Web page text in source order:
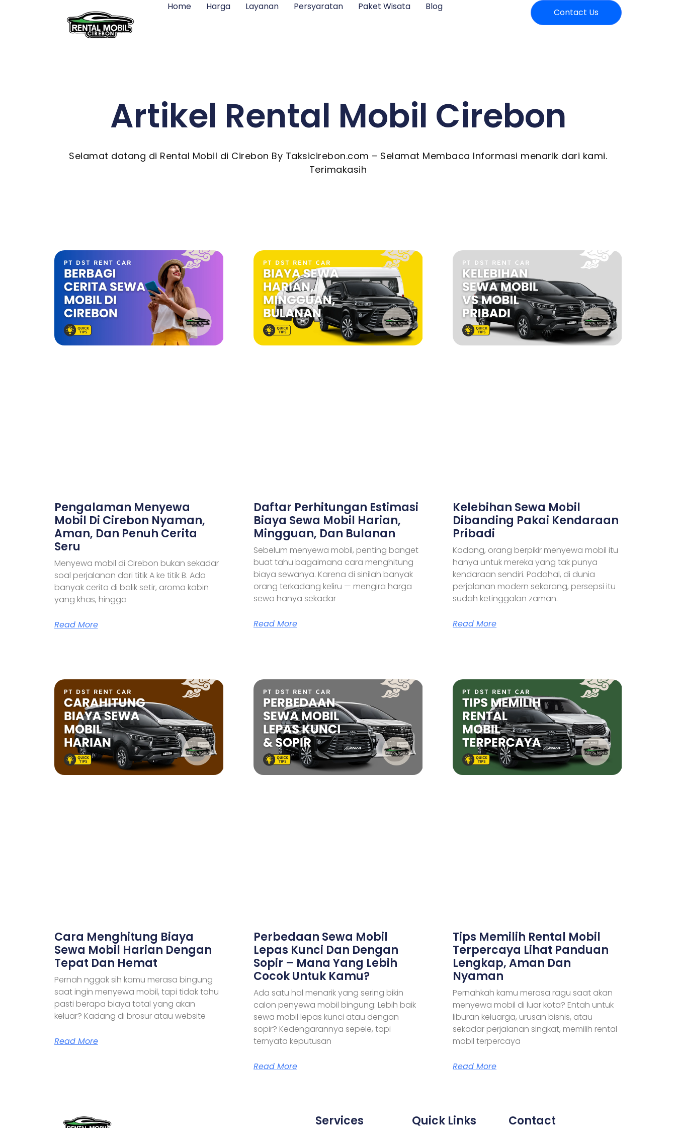
Home Harga Layanan Persyaratan Paket Wisata Blog
Contact Us
Artikel Rental Mobil Cirebon
Selamat datang di Rental Mobil di Cirebon By Taksicirebon.com – Selamat Membaca Informasi menarik dari kami.
Terimakasih
Pengalaman Menyewa
Mobil Di Cirebon Nyaman,
Aman, Dan Penuh Cerita
Seru
Menyewa mobil di Cirebon bukan sekadar
soal perjalanan dari titik A ke titik B. Ada
banyak cerita di balik setir, aroma kabin
yang khas, hingga
Read More
Daftar Perhitungan Estimasi
Biaya Sewa Mobil Harian,
Mingguan, Dan Bulanan
Sebelum menyewa mobil, penting banget
buat tahu bagaimana cara menghitung
biaya sewanya. Karena di sinilah banyak
orang terkadang keliru — mengira harga
sewa hanya sekadar
Read More
Kelebihan Sewa Mobil
Dibanding Pakai Kendaraan
Pribadi
Kadang, orang berpikir menyewa mobil itu
hanya untuk mereka yang tak punya
kendaraan sendiri. Padahal, di dunia
perjalanan modern sekarang, persepsi itu
sudah ketinggalan zaman.
Read More
Cara Menghitung Biaya
Sewa Mobil Harian Dengan
Tepat Dan Hemat
Pernah nggak sih kamu merasa bingung
saat ingin menyewa mobil, tapi tidak tahu
pasti berapa biaya total yang akan
keluar? Kadang di brosur atau website
Read More
Perbedaan Sewa Mobil
Lepas Kunci Dan Dengan
Sopir – Mana Yang Lebih
Cocok Untuk Kamu?
Ada satu hal menarik yang sering bikin
calon penyewa mobil bingung: Lebih baik
sewa mobil lepas kunci atau dengan
sopir? Kedengarannya sepele, tapi
ternyata keputusan
Read More
Tips Memilih Rental Mobil
Terpercaya Lihat Panduan
Lengkap, Aman Dan
Nyaman
Pernahkah kamu merasa ragu saat akan
menyewa mobil di luar kota? Entah untuk
liburan keluarga, urusan bisnis, atau
sekadar perjalanan singkat, memilih rental
mobil terpercaya
Read More
Services Quick Links Contact